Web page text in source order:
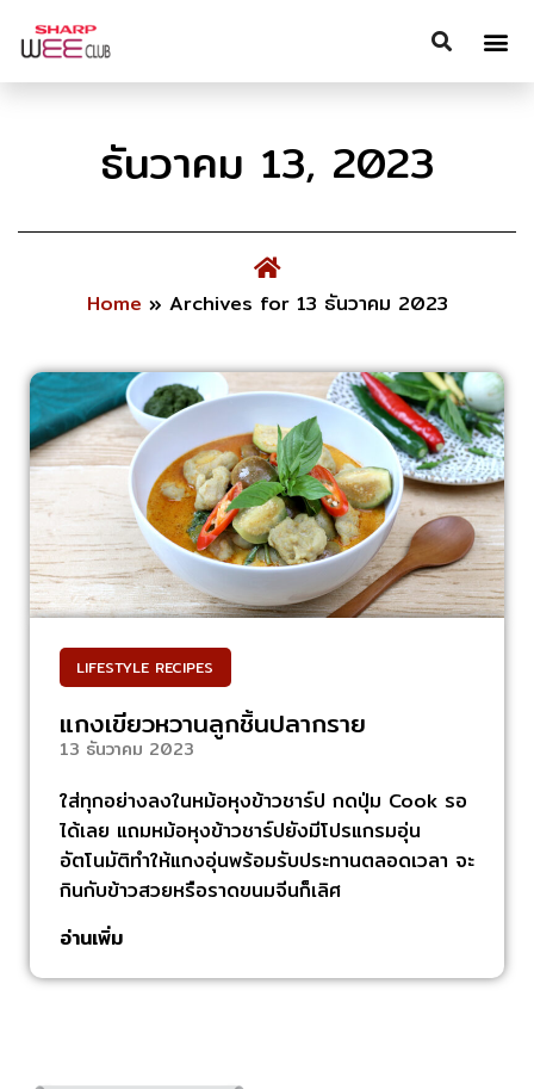
ธันวาคม 13, 2023
Home » Archives for 13 ธันวาคม 2023
LIFESTYLE RECIPES
แกงเขียวหวานลูกชิ้นปลากราย
13 ธันวาคม 2023
ใส่ทุกอย่างลงในหม้อหุงข้าวชาร์ป กดปุ่ม Cook รอ
ได้เลย แถมหม้อหุงข้าวชาร์ปยังมีโปรแกรมอุ่น
อัตโนมัติทำให้แกงอุ่นพร้อมรับประทานตลอดเวลา จะ
กินกับข้าวสวยหรือราดขนมจีนก็เลิศ
อ่านเพิ่ม